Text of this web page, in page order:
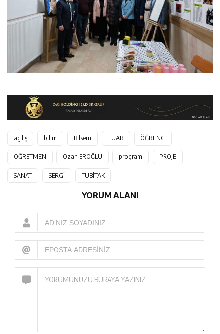
açılış bilim Bilsem FUAR ÖĞRENCİ
ÖĞRETMEN Ozan EROĞLU program PROJE
SANAT SERGİ TUBİTAK
YORUM ALANI